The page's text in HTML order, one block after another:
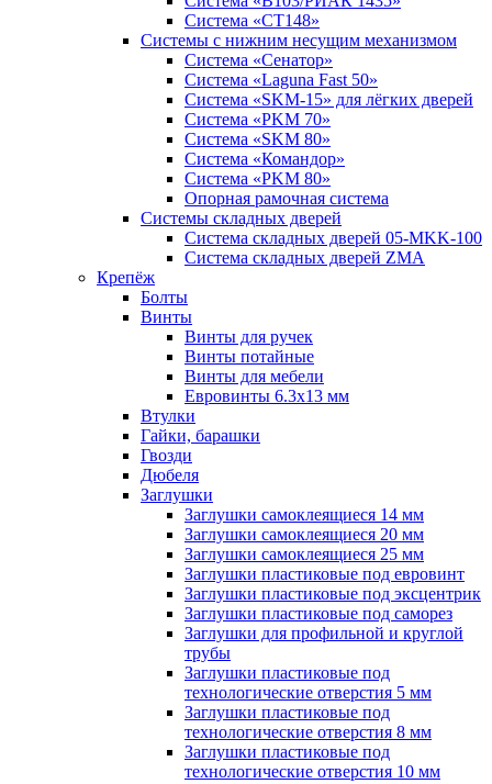
Система «СТ148»
Системы с нижним несущим механизмом
Система «Сенатор»
Система «Laguna Fast 50»
Система «SKM-15» для лёгких дверей
Система «PKM 70»
Система «SKM 80»
Система «Командор»
Система «PKM 80»
Опорная рамочная система
Системы складных дверей
Система складных дверей 05-MKK-100
Система складных дверей ZMA
Крепёж
Болты
Винты
Винты для ручек
Винты потайные
Винты для мебели
Евровинты 6.3х13 мм
Втулки
Гайки, барашки
Гвозди
Дюбеля
Заглушки
Заглушки самоклеящиеся 14 мм
Заглушки самоклеящиеся 20 мм
Заглушки самоклеящиеся 25 мм
Заглушки пластиковые под евровинт
Заглушки пластиковые под эксцентрик
Заглушки пластиковые под саморез
Заглушки для профильной и круглой
трубы
Заглушки пластиковые под
технологические отверстия 5 мм
Заглушки пластиковые под
технологические отверстия 8 мм
Заглушки пластиковые под
технологические отверстия 10 мм